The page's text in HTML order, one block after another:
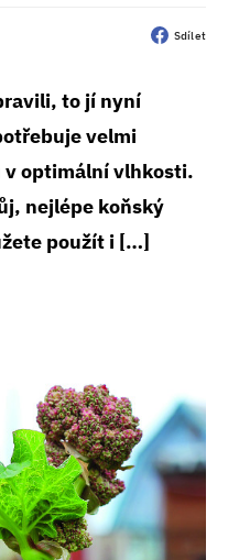
Sdílet
to jí nyní
velmi
v optimální vlhkosti.
nejlépe koňský
použít i […]